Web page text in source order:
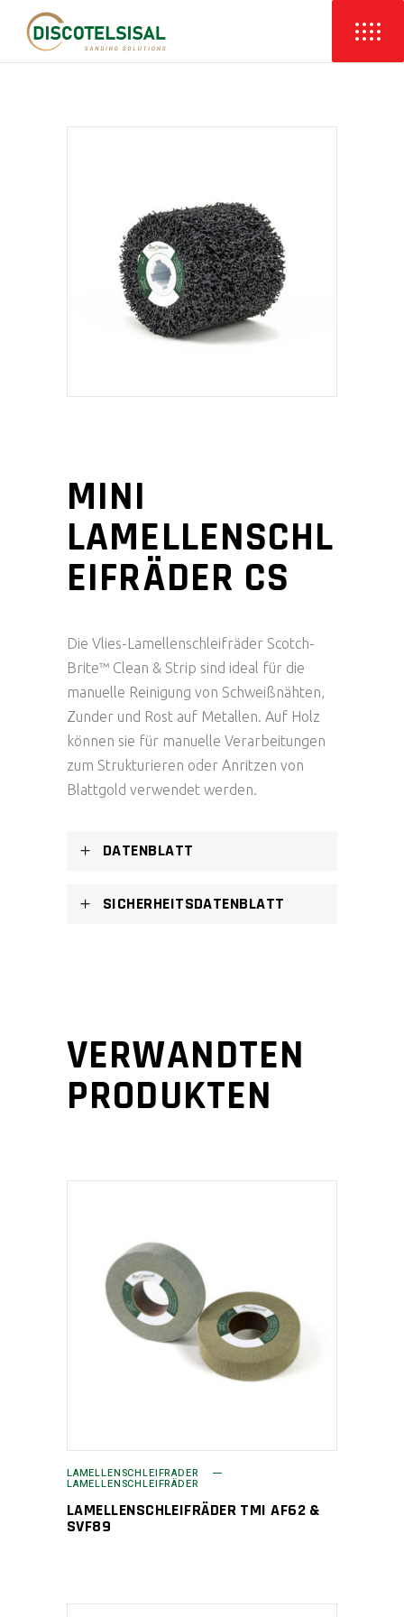
MINI
LAMELLENSCHL
EIFRÄDER CS
Die Vlies-Lamellenschleifräder Scotch-
Brite™ Clean & Strip sind ideal für die
manuelle Reinigung von Schweißnähten,
Zunder und Rost auf Metallen. Auf Holz
können sie für manuelle Verarbeitungen
zum Strukturieren oder Anritzen von
Blattgold verwendet werden.
DATENBLATT
SICHERHEITSDATENBLATT
VERWANDTEN
PRODUKTEN
LAMELLENSCHLEIFRÄDER
LAMELLENSCHLEIFRÄDER
LAMELLENSCHLEIFRÄDER TMI AF62 &
SVF89